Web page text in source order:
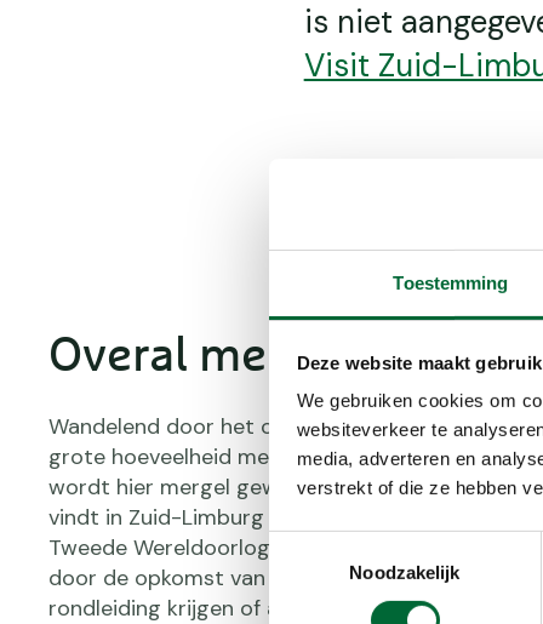
Toestemming
Deze website maakt
We gebruiken cookies om
websiteverkeer te
media, adverteren en
verstrekt of die ze hebben
Toestemmingsselectie
Noodzakelijk
is niet
Visit Zuid-
Overal mergel
Wandelend door het centrum van Valkenburg
grote hoeveelheid mergel heen. Al vanaf de
wordt hier mergel gewonnen, vooral als
vindt in Zuid-Limburg ruim 250 mergelgroeven.
Tweede Wereldoorlog werd het gebruik van
door de opkomst van beton. Nu kun je in veel
rondleiding krijgen of activiteiten doen, zoals